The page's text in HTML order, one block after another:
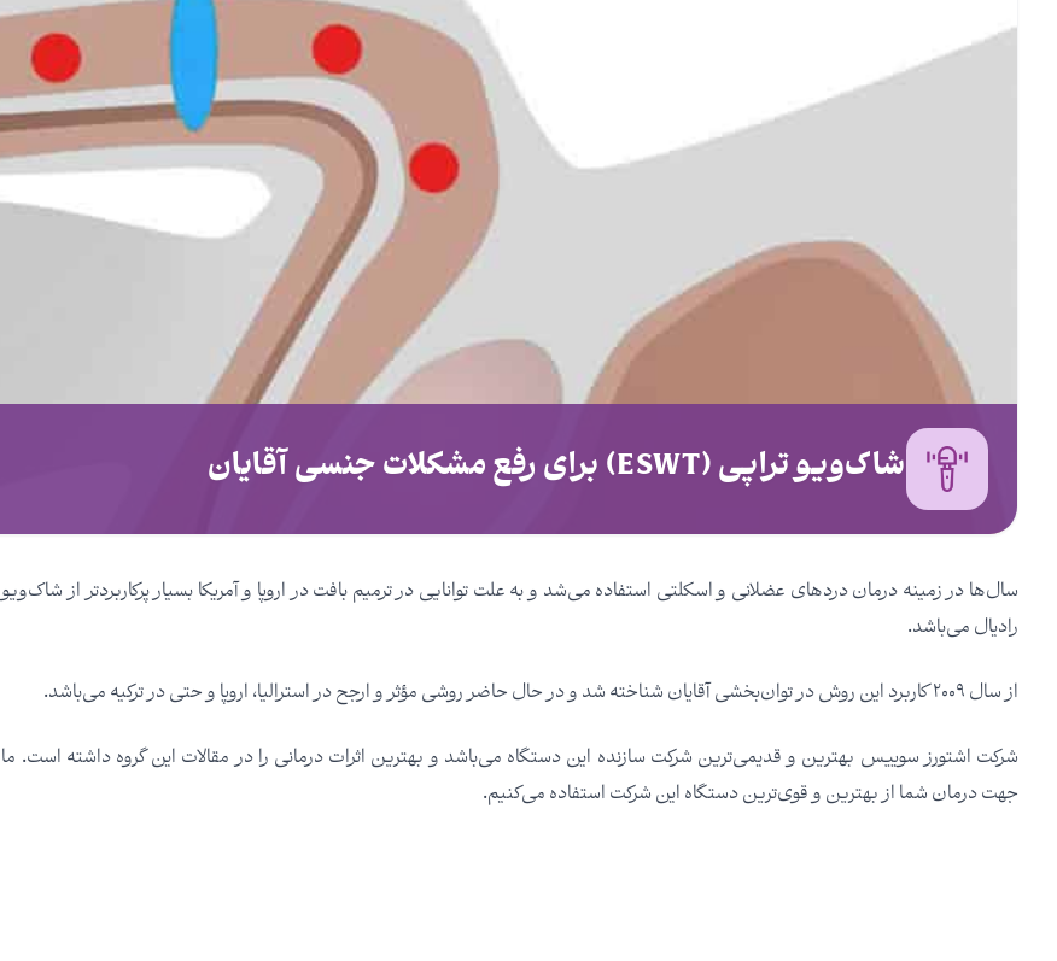
شاک‌ویو تراپی (ESWT) برای رفع مشکلات جنسی آقایان
سال‌ها در زمینه درمان دردهای عضلانی و اسکلتی استفاده می‌شد و به علت توانایی در ترمیم بافت در اروپا و آمریکا بسیار پرکاربردتر از شاک‌ویو
رادیال می‌باشد.
از سال ۲۰۰۹ کاربرد این روش در توان‌بخشی آقایان شناخته شد و در حال حاضر روشی مؤثر و ارجح در استرالیا، اروپا و حتی در ترکیه می‌باشد.
شرکت اشتورز سوییس بهترین و قدیمی‌ترین شرکت سازنده این دستگاه می‌باشد و بهترین اثرات درمانی را در مقالات این گروه داشته است. ما
جهت درمان شما از بهترین و قوی‌ترین دستگاه این شرکت استفاده می‌کنیم.